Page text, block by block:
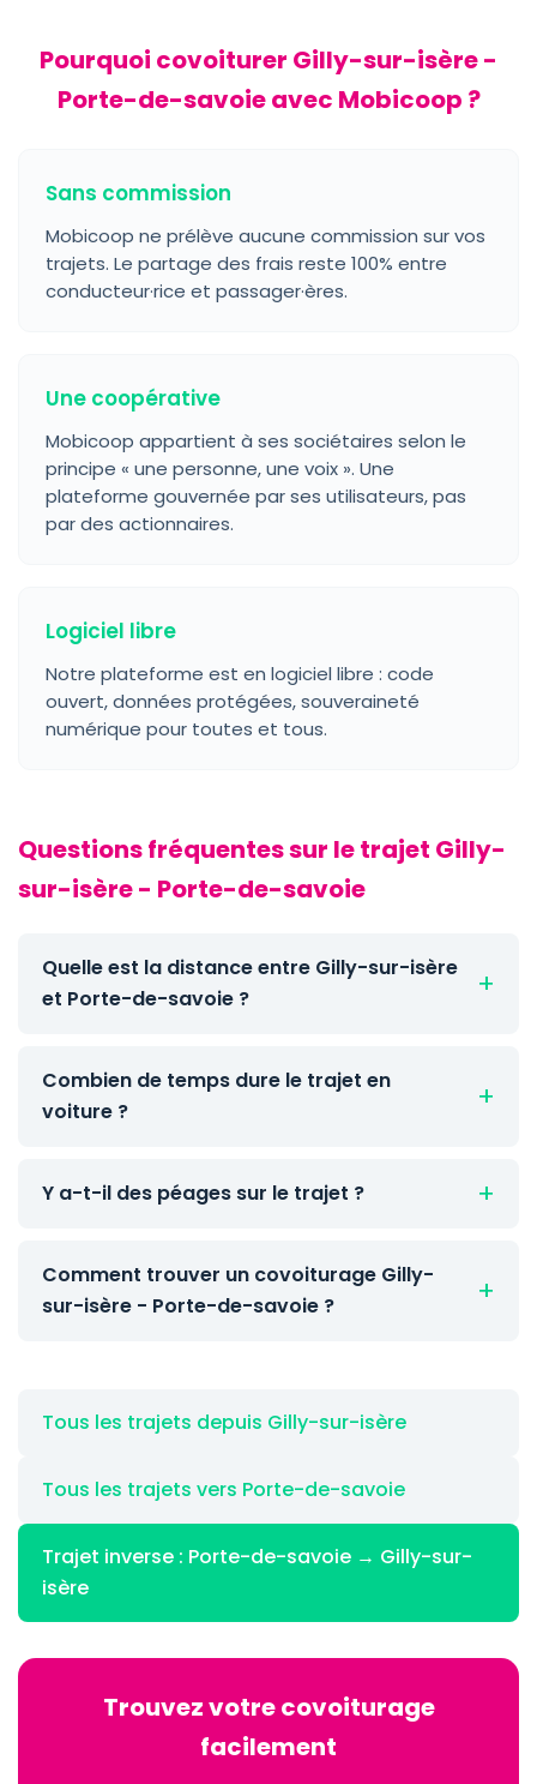
Pourquoi covoiturer Gilly-sur-isère -
Porte-de-savoie avec Mobicoop ?
Sans commission
Mobicoop ne prélève aucune commission sur vos
trajets. Le partage des frais reste 100% entre
conducteur·rice et passager·ères.
Une coopérative
Mobicoop appartient à ses sociétaires selon le
principe « une personne, une voix ». Une
plateforme gouvernée par ses utilisateurs, pas
par des actionnaires.
Logiciel libre
Notre plateforme est en logiciel libre : code
ouvert, données protégées, souveraineté
numérique pour toutes et tous.
Questions fréquentes sur le trajet Gilly-
sur-isère - Porte-de-savoie
Quelle est la distance entre Gilly-sur-isère
et Porte-de-savoie ?
Combien de temps dure le trajet en
voiture ?
Y a-t-il des péages sur le trajet ?
Comment trouver un covoiturage Gilly-
sur-isère - Porte-de-savoie ?
Tous les trajets depuis Gilly-sur-isère
Tous les trajets vers Porte-de-savoie
Trajet inverse : Porte-de-savoie → Gilly-sur-
isère
Trouvez votre covoiturage
facilement